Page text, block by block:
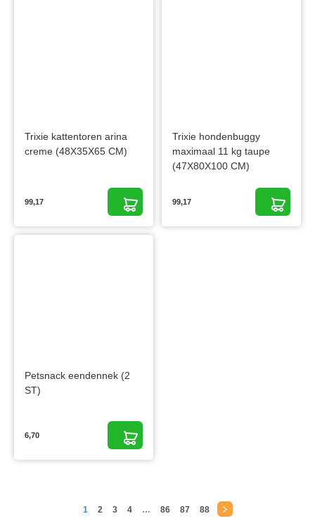
Trixie kattentoren arina
creme (48X35X65 CM)
99,17
Trixie hondenbuggy
maximaal 11 kg taupe
(47X80X100 CM)
99,17
Petsnack eendennek (2
ST)
6,70
1 2 3 4 … 86 87 88 →